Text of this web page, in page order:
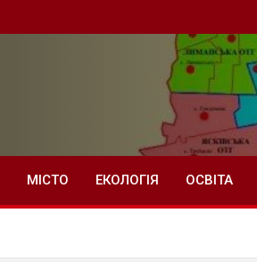
МІСТО ЕКОЛОГІЯ ОСВІТА